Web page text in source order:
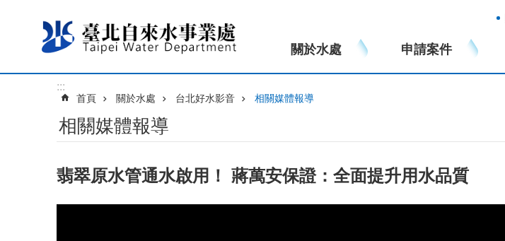
關於水處 申請案件
:::
首頁 關於水處 台北好水影音 相關媒體報導
相關媒體報導
翡翠原水管通水啟用！ 蔣萬安保證：全面提升用水品質